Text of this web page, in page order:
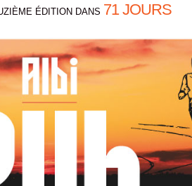
ÉDITION DANS 71 JOURS